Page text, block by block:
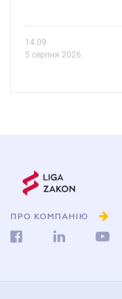
14.09
5 серпня 2026
ПРО КОМПАНІЮ